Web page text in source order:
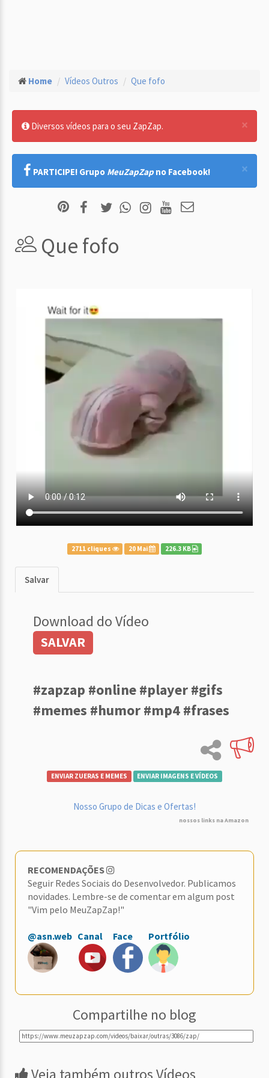
Home Vídeos Outros Que fofo
×
Diversos vídeos para o seu ZapZap.
×
PARTICIPE! Grupo MeuZapZap no Facebook!
Que fofo
2711 cliques 20 Mai 226.3 KB
Salvar
Download do Vídeo
SALVAR
#zapzap #online #player #gifs
#memes #humor #mp4 #frases
ENVIAR ZUERAS E MEMES ENVIAR IMAGENS E VÍDEOS
Nosso Grupo de Dicas e Ofertas!
nossos links na Amazon
RECOMENDAÇÕES
Seguir Redes Sociais do Desenvolvedor. Publicamos
novidades. Lembre-se de comentar em algum post
"Vim pelo MeuZapZap!"
@asn.web Canal Face Portfólio
Compartilhe no blog
Veja também outros Vídeos